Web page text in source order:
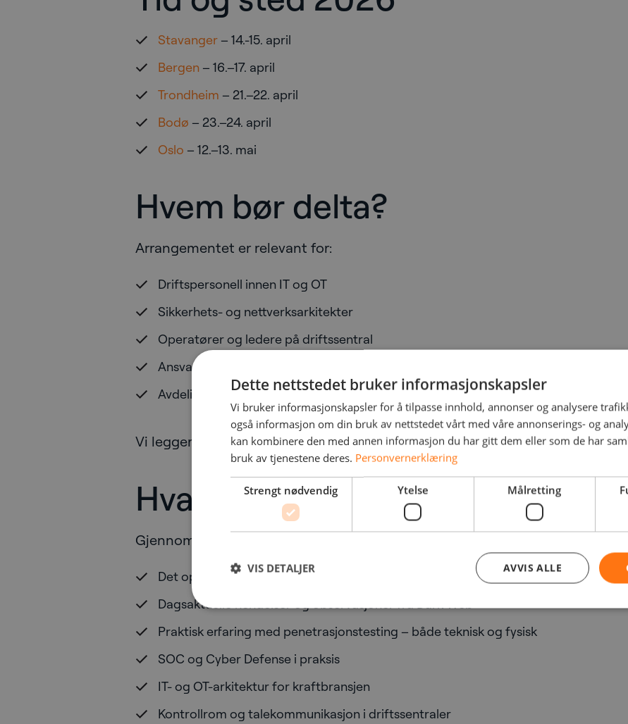
Stavanger – 14.-15. april
Bergen – 16.–17. april
Trondheim – 21.–22. april
Bodø – 23.–24. april
Oslo – 12.–13. mai
Hvem bør delta?
Arrangementet er relevant for:
Driftspersonell innen IT og OT
Sikkerhets- og nettverksarkitekter
Operatører og ledere på driftssentral
Ansvarlige for kontaktsenter i kraftselskap
Avdelingsledere og sikkerhetsledere
Vi legger opp til et faglig nivå som er praktisk, relevant og direkte
Hva kan du forvente?
Gjennom to dager setter vi søkelys på:
Det oppdaterte trusselbildet mot norsk kraftforsyning
Dagsaktuelle hendelser og observasjoner fra Dark Web
Praktisk erfaring med penetrasjonstesting – både teknisk og fysisk
SOC og Cyber Defense i praksis
IT- og OT-arkitektur for kraftbransjen
Kontrollrom og talekommunikasjon i driftssentraler
Dette nettstedet bruker informasjonskapsler
Vi bruker informasjonskapsler for å tilpasse innhold, annonser og analysere
også informasjon om din bruk av nettstedet vårt med våre annonserings- og
kan kombinere den med annen informasjon du har gitt dem eller som de har
bruk av tjenestene deres. Personvernerklæring
Strengt nødvendig Ytelse Målretting
AVVIS ALLE
VIS DETALJER